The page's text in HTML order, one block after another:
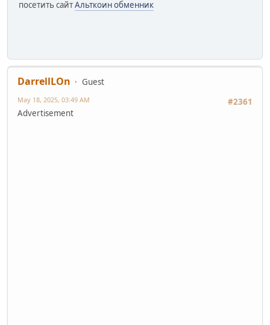
посетить сайтАльткоин обменник
DarrellLOn
Guest
#2361
May 18, 2025, 03:49 AM
Advertisement